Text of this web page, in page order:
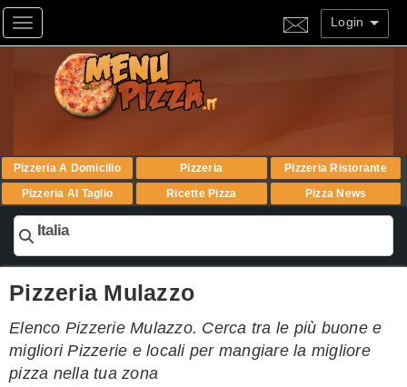
Toggle navigation Login
Pizzeria A Domicilio Pizzeria
Pizzeria Ristorante
Pizzeria Al Taglio
Ricette Pizza Pizza News
Italia
Pizzeria Mulazzo
Elenco Pizzerie Mulazzo. Cerca tra le più buone e
migliori Pizzerie e locali per mangiare la migliore
pizza nella tua zona